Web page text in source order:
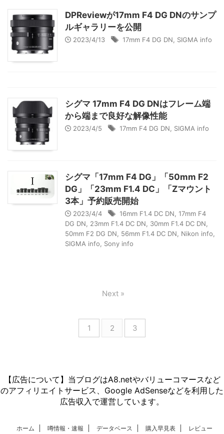
DPReviewが17mm F4 DG DNのサンプ
ルギャラリーを公開
2023/4/13 17mm F4 DG DN SIGMA info
シグマ 17mm F4 DG DNはフレーム端
から端まで良好な解像性能
2023/4/5 17mm F4 DG DN SIGMA info
シグマ「17mm F4 DG」「50mm F2
DG」「23mm F1.4 DC」「Zマウント
3本」予約販売開始
2023/4/4 16mm F1.4 DC DN 17mm F4
DG DN
23mm F1.4 DC DN 30mm F1.4 DC DN
50mm F2 DG DN
56mm F1.4 DC DN Nikon info
SIGMA info
Sony info
1 2 3
Next »
【広告について】当ブログはA8.netやバリューコマースなど
のアフィリエイトサービス、Google AdSenseなどを利用した
広告収入で運営しています。
ホーム 噂情報・速報 データベース 購入早見表 レビュー